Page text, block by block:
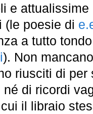
e
(le poesie di
a tutto
). Non
riusciti di
né di ricordi
il libraio